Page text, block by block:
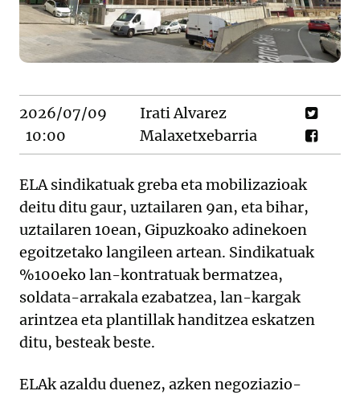
2026/07/09
10:00
Irati Alvarez
Malaxetxebarria
ELA sindikatuak greba eta mobilizazioak
deitu ditu gaur, uztailaren 9an, eta bihar,
uztailaren 10ean, Gipuzkoako adinekoen
egoitzetako langileen artean. Sindikatuak
%100eko lan-kontratuak bermatzea,
soldata-arrakala ezabatzea, lan-kargak
arintzea eta plantillak handitzea eskatzen
ditu, besteak beste.
ELAk azaldu duenez, azken negoziazio-